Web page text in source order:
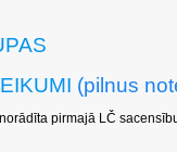
(pilnus
pirmajā LČ